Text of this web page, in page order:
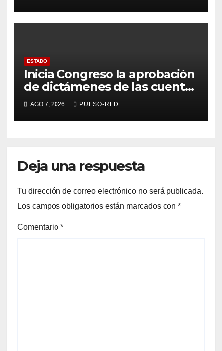
ESTADO
Inicia Congreso la aprobación
de dictámenes de las cuentas
públicas de entes
fiscalizables del ejercicio
fiscal 2025
AGO 7, 2026 PULSO-RED
Deja una respuesta
Tu dirección de correo electrónico no será publicada.
Los campos obligatorios están marcados con *
Comentario *